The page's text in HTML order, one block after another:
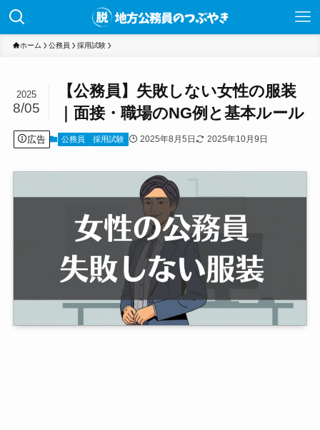
ホーム 公務員 採用試験
【公務員】失敗しない女性の服装
｜面接・職場のNG例と基本ルール
2025
8/05
広告 公務員 採用試験 2025年8月5日 2025年10月9日